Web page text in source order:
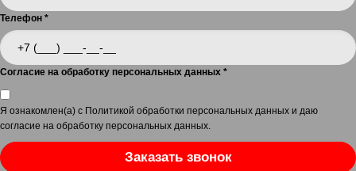
Телефон *
Согласие на обработку персональных данных *
Я ознакомлен(а) с Политикой обработки персональных данных и даю
согласие на обработку персональных данных
Заказать звонок